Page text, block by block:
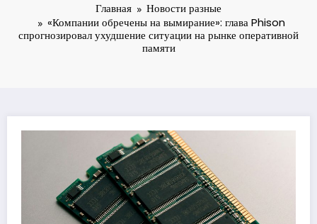
Главная
Новости разные
«Компании обречены на вымирание»: глава Phison
спрогнозировал ухудшение ситуации на рынке оперативной
памяти